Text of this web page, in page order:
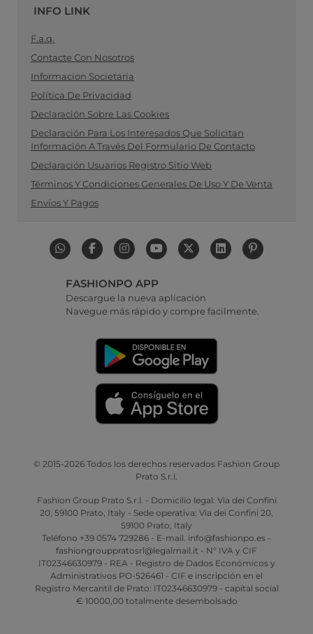
INFO LINK
F.a.q.
Contacte Con Nosotros
Informacion Societaria
Política De Privacidad
Declaración Sobre Las Cookies
Declaración Para Los Interesados Que Solicitan
Información A Través Del Formulario De Contacto
Declaración Usuarios Registro Sitio Web
Términos Y Condiciones Generales De Uso Y De Venta
Envíos Y Pagos
FASHIONPO APP
Descargue la nueva aplicación
Navegue más rápido y compre facilmente.
© 2015-2026 Todos los derechos reservados Fashion Group
Prato S.r.l.
Fashion Group Prato S.r.l. - Domicilio legal: Via dei Confini
20, 59100 Prato, Italy - Sede operativa: Via dei Confini 20,
59100 Prato, Italy
Teléfono +39 0574 729286 - E-mail. info@fashionpo.es -
fashiongrouppratosrl@legalmail.it - Nº IVA y CIF
IT02346630979 - REA - Registro de Dados Económicos y
Administrativos PO-526461 - CIF e inscripción en el
Registro Mercantil de Prato: IT02346630979 - capital social
€ 10000,00 totalmente desembolsado